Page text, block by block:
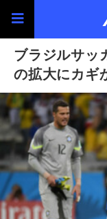
ブラジルサッ
の拡大にカギ